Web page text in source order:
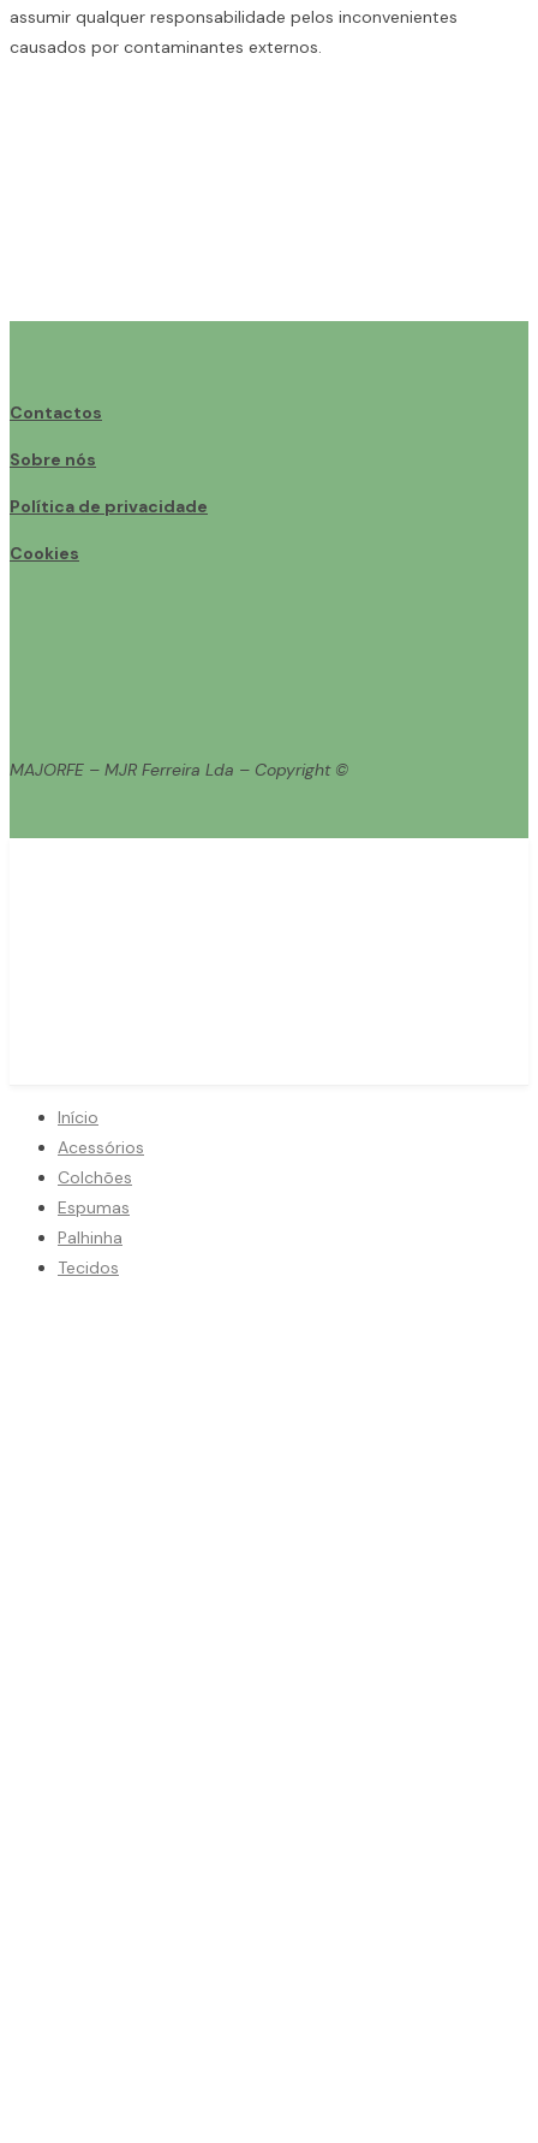
assumir qualquer responsabilidade pelos inconvenientes
causados por contaminantes externos.
Contactos
Sobre nós
Política de privacidade
Cookies
MAJORFE – MJR Ferreira Lda – Copyright ©
Início
Acessórios
Colchões
Espumas
Palhinha
Tecidos